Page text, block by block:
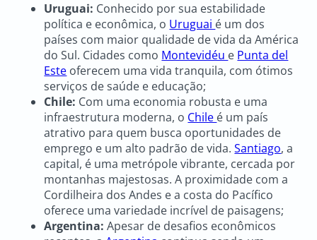
Uruguai: Conhecido por sua estabilidade
política e econômica, o Uruguai é um dos
países com maior qualidade de vida da América
do Sul. Cidades como Montevidéu e Punta del
Este oferecem uma vida tranquila, com ótimos
serviços de saúde e educação;
Chile: Com uma economia robusta e uma
infraestrutura moderna, o Chile é um país
atrativo para quem busca oportunidades de
emprego e um alto padrão de vida.Santiago, a
capital, é uma metrópole vibrante, cercada por
montanhas majestosas. A proximidade com a
Cordilheira dos Andes e a costa do Pacífico
oferece uma variedade incrível de paisagens;
Argentina: Apesar de desafios econômicos